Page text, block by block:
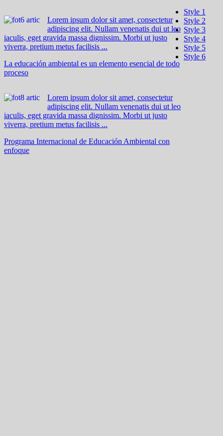
Lorem ipsum dolor sit amet, consectetur
adipiscing elit. Nullam venenatis dui ut leo
iaculis, eget gravida massa dignissim. Morbi ut justo
viverra, pretium metus facilisis ...
La educación ambiental es un elemento esencial de todo
proceso
Lorem ipsum dolor sit amet, consectetur
adipiscing elit. Nullam venenatis dui ut leo
iaculis, eget gravida massa dignissim. Morbi ut justo
viverra, pretium metus facilisis ...
Programa Internacional de Educación Ambiental con
enfoque
Style 1
Style 2
Style 3
Style 4
Style 5
Style 6